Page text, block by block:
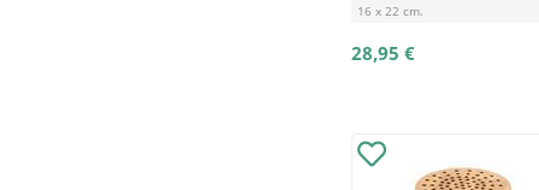
16 x 22 cm.
28,95 €